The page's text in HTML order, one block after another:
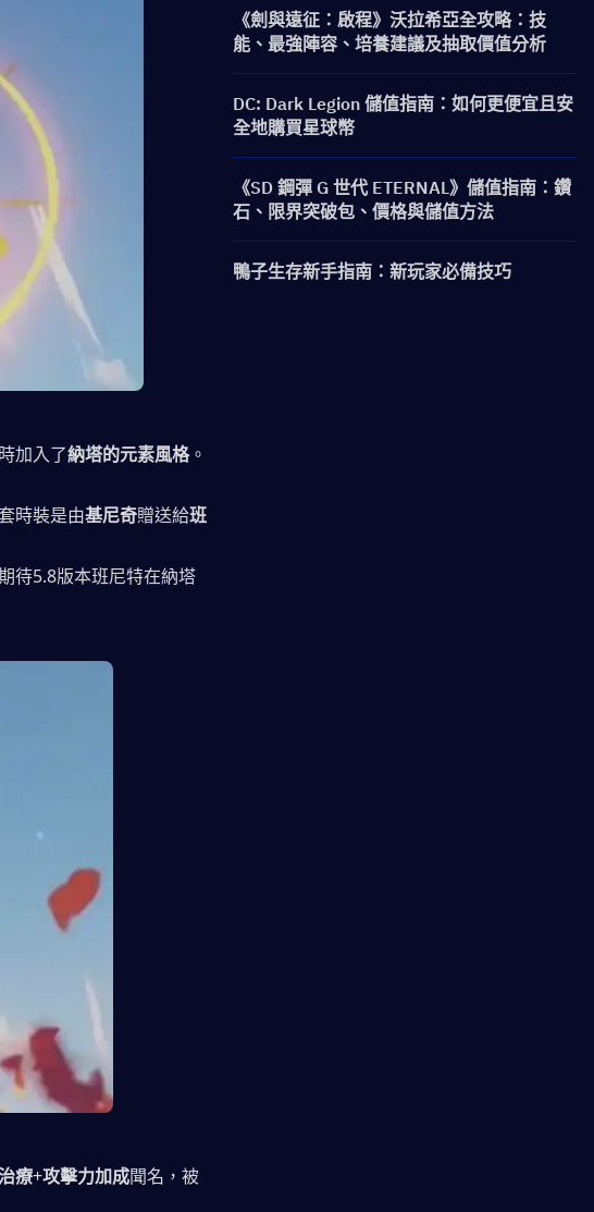
加入了納塔的元素風格。
時裝是由基尼奇贈送給班
待5.8版本班尼特在納塔
療+攻擊力加成聞名，被
《劍與遠征：啟程》沃拉希亞全攻略：技
能、最強陣容、培養建議及抽取價值分析
DC: Dark Legion 儲值指南：如何更便宜且安
全地購買星球幣
《SD 鋼彈 G 世代 ETERNAL》儲值指南：鑽
石、限界突破包、價格與儲值方法
鴨子生存新手指南：新玩家必備技巧